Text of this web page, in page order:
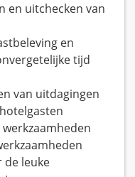
en uitchecken van
en
tijd
van uitdagingen
de leuke